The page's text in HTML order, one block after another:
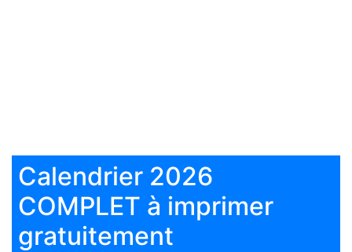
Calendrier 2026
COMPLET à imprimer
gratuitement